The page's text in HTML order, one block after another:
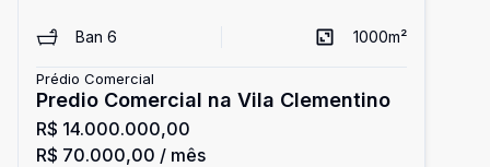
Ban 6 1000m²
Prédio Comercial
Predio Comercial na Vila Clementino
R$ 14.000.000,00
R$ 70.000,00 / mês